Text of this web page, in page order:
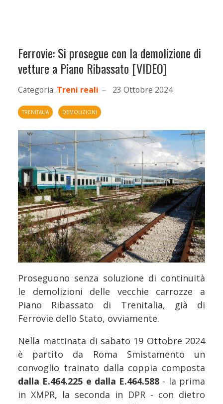
Ferrovie: Si prosegue con la demolizione di
vetture a Piano Ribassato [VIDEO]
Categoria: Treni reali 23 Ottobre 2024
TRENITALIA DEMOLIZIONI
Proseguono senza soluzione di continuità
le demolizioni delle vecchie carrozze a
Piano Ribassato di Trenitalia, già di
Ferrovie dello Stato, ovviamente.
Nella mattinata di sabato 19 Ottobre 2024
è partito da Roma Smistamento un
convoglio trainato dalla coppia composta
dalla E.464.225 e dalla E.464.588 - la prima
in XMPR, la seconda in DPR - con dietro